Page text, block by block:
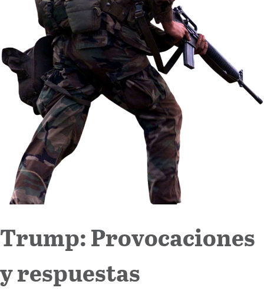
Trump: Provocaciones
y respuestas